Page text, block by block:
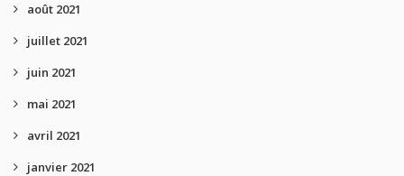
août 2021
juillet 2021
juin 2021
mai 2021
avril 2021
janvier 2021